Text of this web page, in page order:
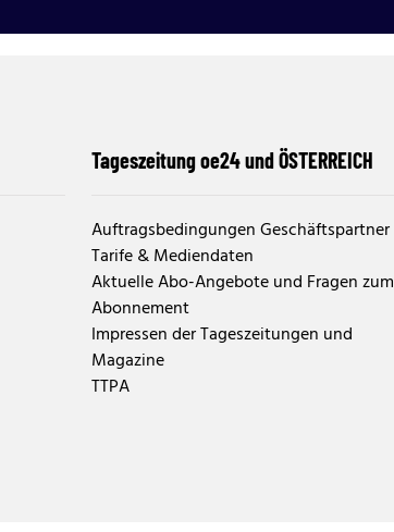
Tageszeitung oe24 und ÖSTERREICH
Auftragsbedingungen Geschäftspartner
Tarife & Mediendaten
Aktuelle Abo-Angebote und Fragen zum
Abonnement
Impressen der Tageszeitungen und
Magazine
TTPA